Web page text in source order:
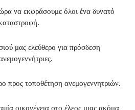
να εκφράσουμε όλοι ένα δυνατό
μας ελεύθερο για πρόσδεση
προς τοποθέτηση ανεμογεννητριών.
οικογένεια στο έλεος μιας ακόμα